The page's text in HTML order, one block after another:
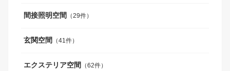
間接照明空間 （29件）
玄関空間 （41件）
エクステリア空間 （62件）